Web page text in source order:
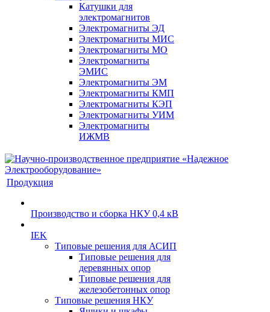
Катушки для
электромагнитов
Электромагниты ЭД
Электромагниты МИС
Электромагниты МО
Электромагниты
ЭМИС
Электромагниты ЭМ
Электромагниты КМП
Электромагниты КЭП
Электромагниты УИМ
Электромагниты
ИЖМВ
Продукция
Производство и сборка НКУ 0,4 кВ
IEK
Типовые решения для АСИП
Типовые решения для
деревянных опор
Типовые решения для
железобетонных опор
Типовые решения НКУ